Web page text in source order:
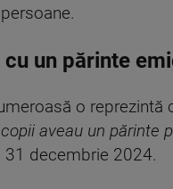
un părinte
o
copii aveau un părinte
decembrie 2024.